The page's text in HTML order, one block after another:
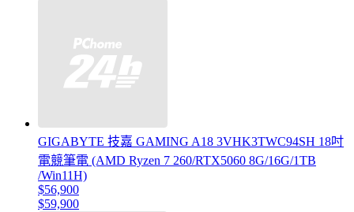
GIGABYTE 技嘉 GAMING A18 3VHK3TWC94SH 18吋
電競筆電 (AMD Ryzen 7 260/RTX5060 8G/16G/1TB
/Win11H)
$56,900
$59,900